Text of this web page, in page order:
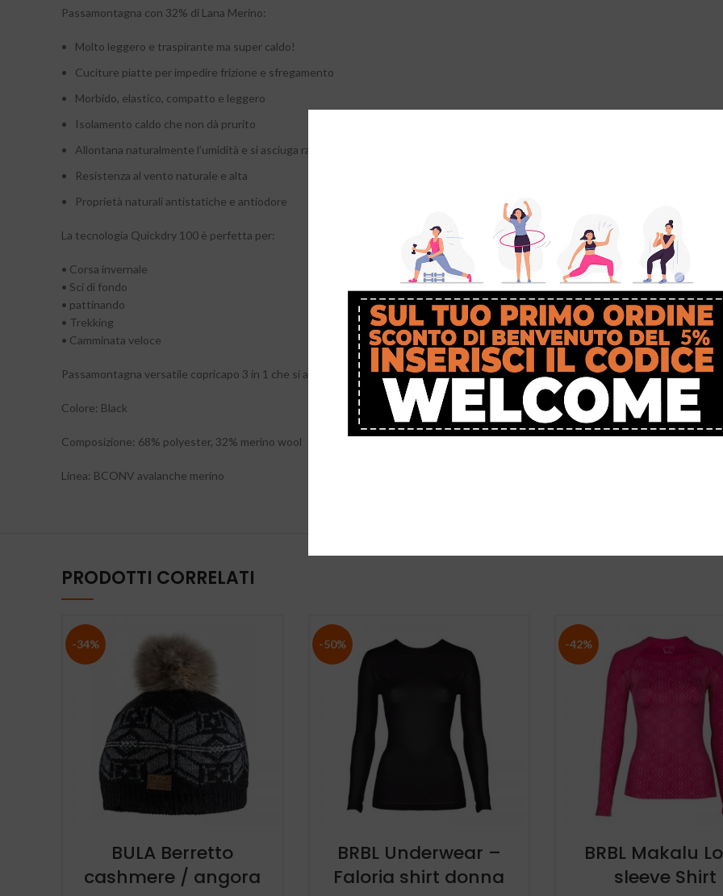
Passamontagna con 32% di Lana Merino:
Molto leggero e traspirante ma super caldo!
Cuciture piatte per impedire frizione e sfregamento
Morbido, elastico, compatto e leggero
Isolamento caldo che non dà prurito
Allontana naturalmente l’umidità e si asciuga rapidamente
Resistenza al vento naturale e alta
Proprietà naturali antistatiche e antiodore
La tecnologia Quickdry 100 è perfetta per:
• Corsa invernale
• Sci di fondo
• pattinando
• Trekking
• Camminata veloce
Passamontagna versatile copricapo 3 in 1 che si adatta facilmente a mutevoli esigenze
Colore: Black
Composizione: 68% polyester, 32% merino wool
Linea: BCONV avalanche merino
PRODOTTI CORRELATI
-34%
BULA Berretto
cashmere / angora
-50%
BRBL Underwear –
Faloria shirt donna
-42%
BRBL Makalu
sleeve Shirt